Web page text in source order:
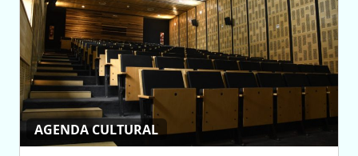
AGENDA CULTURAL